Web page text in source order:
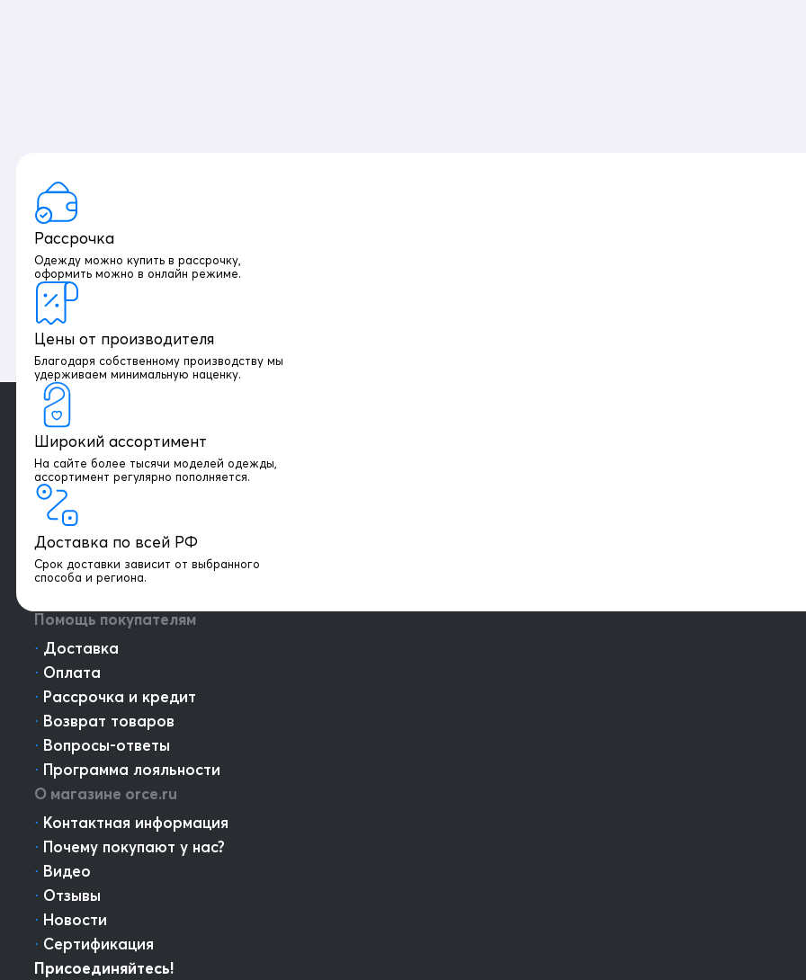
Рассрочка
Одежду можно купить в рассрочку,
оформить можно в онлайн режиме.
Цены от производителя
Благодаря собственному производству мы
удерживаем минимальную наценку.
Широкий ассортимент
На сайте более тысячи моделей одежды,
ассортимент регулярно пополняется.
Доставка по всей РФ
Срок доставки зависит от выбранного
способа и региона.
+7 903 003 03 79
Онлайн консультация
Помощь покупателям
⋅ Доставка
⋅ Оплата
⋅ Рассрочка и кредит
⋅ Возврат товаров
⋅ Вопросы-ответы
⋅ Программа лояльности
О магазине orce.ru
⋅ Контактная информация
⋅ Почему покупают у нас?
⋅ Видео
⋅ Отзывы
⋅ Новости
⋅ Сертификация
Присоединяйтесь!